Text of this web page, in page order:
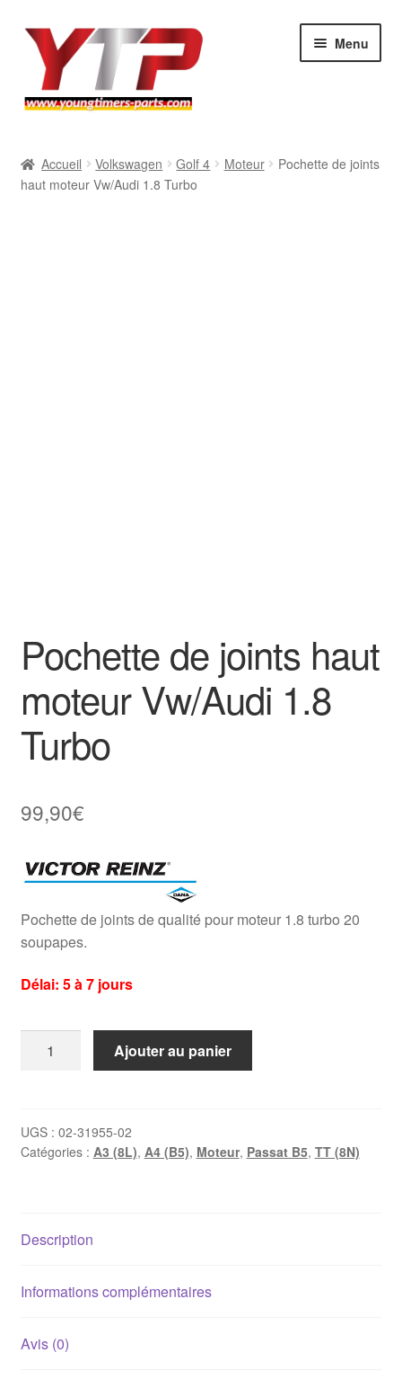
Aller
navigation
Aller
contenu
Menu
BMW
Accueil Volkswagen Golf 4 Moteur
Pochette de joints
haut moteur Vw/Audi 1.8 Turbo
Pochette de joints haut
moteur Vw/Audi 1.8
Turbo
99,90€
Pochette de joints de qualité pour moteur 1.8 turbo 20
soupapes.
Délai: 5 à 7 jours
joints
haut
Turbo
Ajouter au panier
UGS : 02-31955-02
Catégories : A3 (8L), A4 (B5), Moteur, Passat B5, TT (8N)
Description
Informations complémentaires
Avis (0)